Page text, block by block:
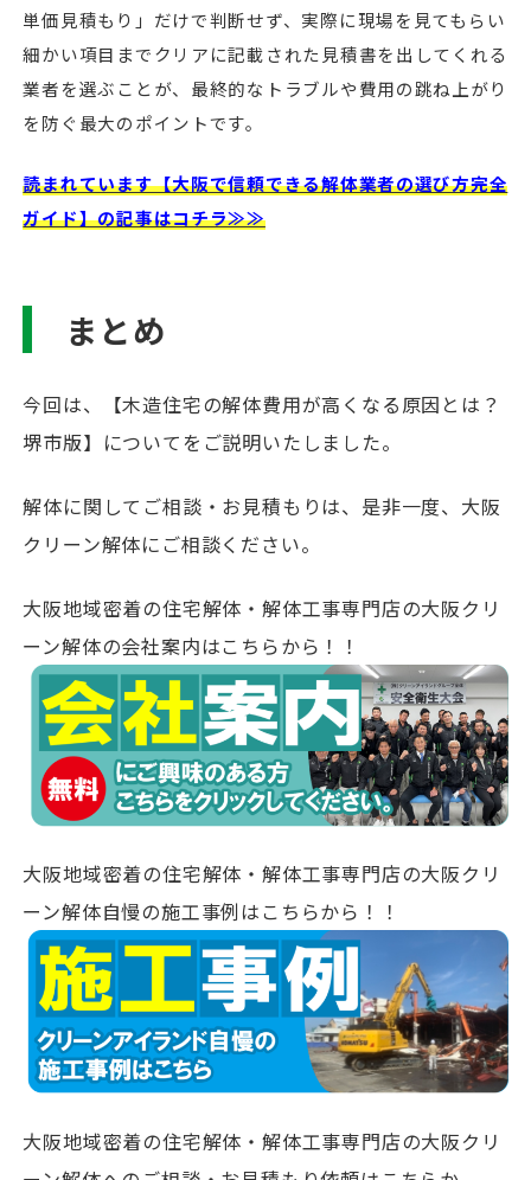
単価見積もり」だけで判断せず、実際に現場を見てもらい
細かい項目までクリアに記載された見積書を出してくれる
業者を選ぶことが、最終的なトラブルや費用の跳ね上がり
を防ぐ最大のポイントです。
読まれています【大阪で信頼できる解体業者の選び方完全
ガイド】の記事はコチラ≫≫
まとめ
今回は、【木造住宅の解体費用が高くなる原因とは？
堺市版】についてをご説明いたしました。
解体に関してご相談・お見積もりは、是非一度、大阪
クリーン解体にご相談ください。
大阪地域密着の住宅解体・解体工事専門店の大阪クリ
ーン解体の会社案内はこちらから！！
大阪地域密着の住宅解体・解体工事専門店の大阪クリ
ーン解体自慢の施工事例はこちらから！！
大阪地域密着の住宅解体・解体工事専門店の大阪クリ